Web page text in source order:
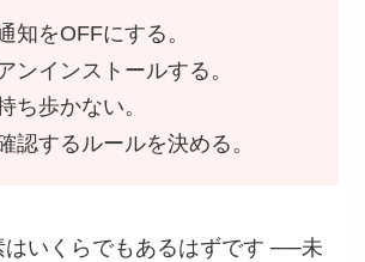
知をOFFにする。
ンインストールする。
ち歩かない。
認するルールを決める。
はいくらでもあるはずです ──未